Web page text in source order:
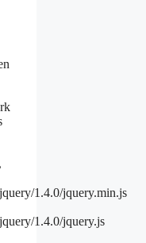
1.4.0/jquery.min.js
1.4.0/jquery.js